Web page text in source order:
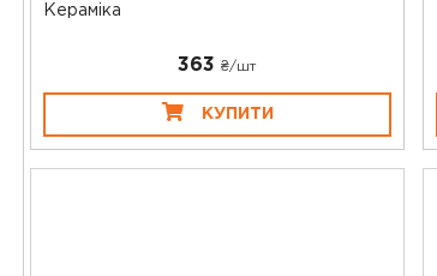
Кераміка
363 ₴/шт
КУПИТИ